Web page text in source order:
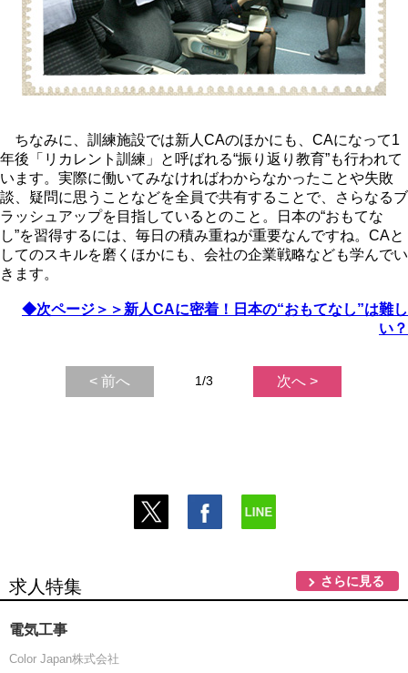
ちなみに、訓練施設では新人CAのほかにも、CAになって1
年後「リカレント訓練」と呼ばれる“振り返り教育”も行われて
います。実際に働いてみなければわからなかったことや失敗
談、疑問に思うことなどを全員で共有することで、さらなるブ
ラッシュアップを目指しているとのこと。日本の“おもてな
し”を習得するには、毎日の積み重ねが重要なんですね。CAと
してのスキルを磨くほかにも、会社の企業戦略なども学んでい
きます。
◆次ページ＞＞新人CAに密着！日本の“おもてなし”は難し
い？
< 前へ 1/3 次へ >
求人特集 さらに見る
電気工事
Color Japan株式会社